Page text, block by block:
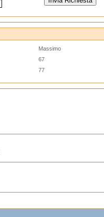
Massimo
67
77